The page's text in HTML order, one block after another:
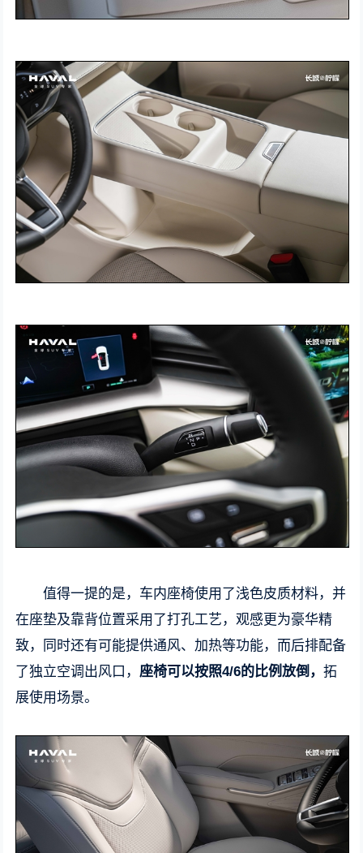
值得一提的是，车内座椅使用了浅色皮质材料，并
在座垫及靠背位置采用了打孔工艺，观感更为豪华精
致，同时还有可能提供通风、加热等功能，而后排配备
了独立空调出风口，座椅可以按照4/6的比例放倒，拓
展使用场景。